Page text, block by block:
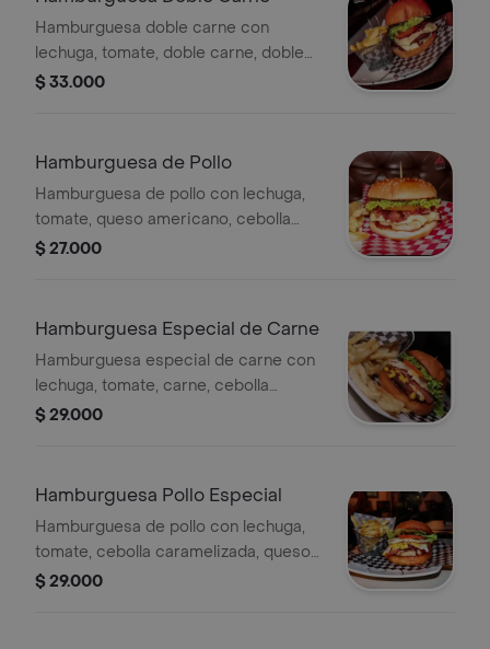
Hamburguesa doble carne con
lechuga, tomate, doble carne, doble
queso americano, cebolla
$ 33.000
Hamburguesa de Pollo
Hamburguesa de pollo con lechuga,
tomate, queso americano, cebolla
caramelizada, salsa de la casa y
$ 27.000
Hamburguesa Especial de Carne
Hamburguesa especial de carne con
lechuga, tomate, carne, cebolla
caramelizada, queso americano,
$ 29.000
Hamburguesa Pollo Especial
Hamburguesa de pollo con lechuga,
tomate, cebolla caramelizada, queso
americano, tocineta, maíz, huevo y
$ 29.000